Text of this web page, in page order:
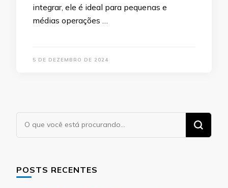
integrar, ele é ideal para pequenas e
médias operações …
5 DE DEZEMBRO DE 2024
Procurando
algo?
POSTS RECENTES